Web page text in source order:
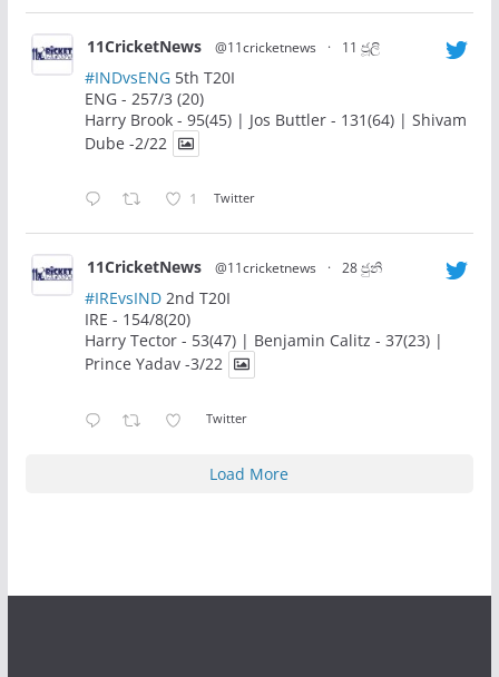
11CricketNews @11cricketnews · 11 ජූලි
#INDvsENG5th T20I
ENG - 257/3 (20)
Harry Brook - 95(45) | Jos Buttler - 131(64) | Shivam
Dube -2/22
1 Twitter
11CricketNews @11cricketnews · 28 ජුනි
#IREvsIND2nd T20I
IRE - 154/8(20)
Harry Tector - 53(47) | Benjamin Calitz - 37(23) |
Prince Yadav -3/22
Twitter
Load More